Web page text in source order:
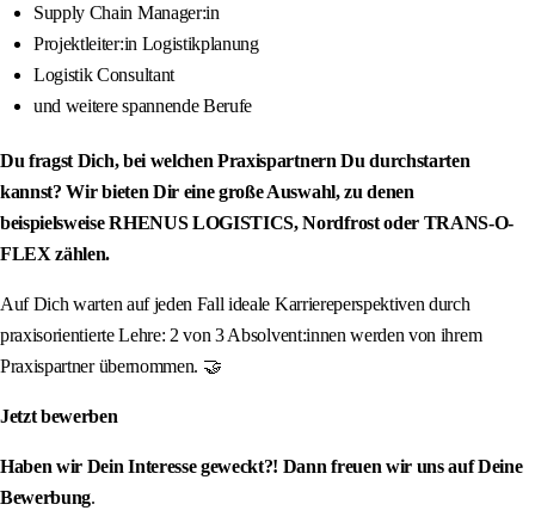
Supply Chain Manager:in
Projektleiter:in Logistikplanung
Logistik Consultant
und weitere spannende Berufe
Du fragst Dich, bei welchen Praxispartnern Du durchstarten
kannst? Wir bieten Dir eine große Auswahl, zu denen
beispielsweise RHENUS LOGISTICS, Nordfrost oder TRANS-O-
FLEX zählen.
Auf Dich warten auf jeden Fall ideale Karriereperspektiven durch
praxisorientierte Lehre: 2 von 3 Absolvent:innen werden von ihrem
Praxispartner übernommen. 🤝
Jetzt bewerben
Haben wir Dein Interesse geweckt?! Dann freuen wir uns auf Deine
Bewerbung.